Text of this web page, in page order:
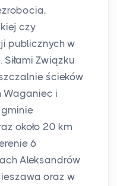
czy
publicznych w
Związku
ścieków
Waganiec i
około 20 km
6
Aleksandrów
oraz w